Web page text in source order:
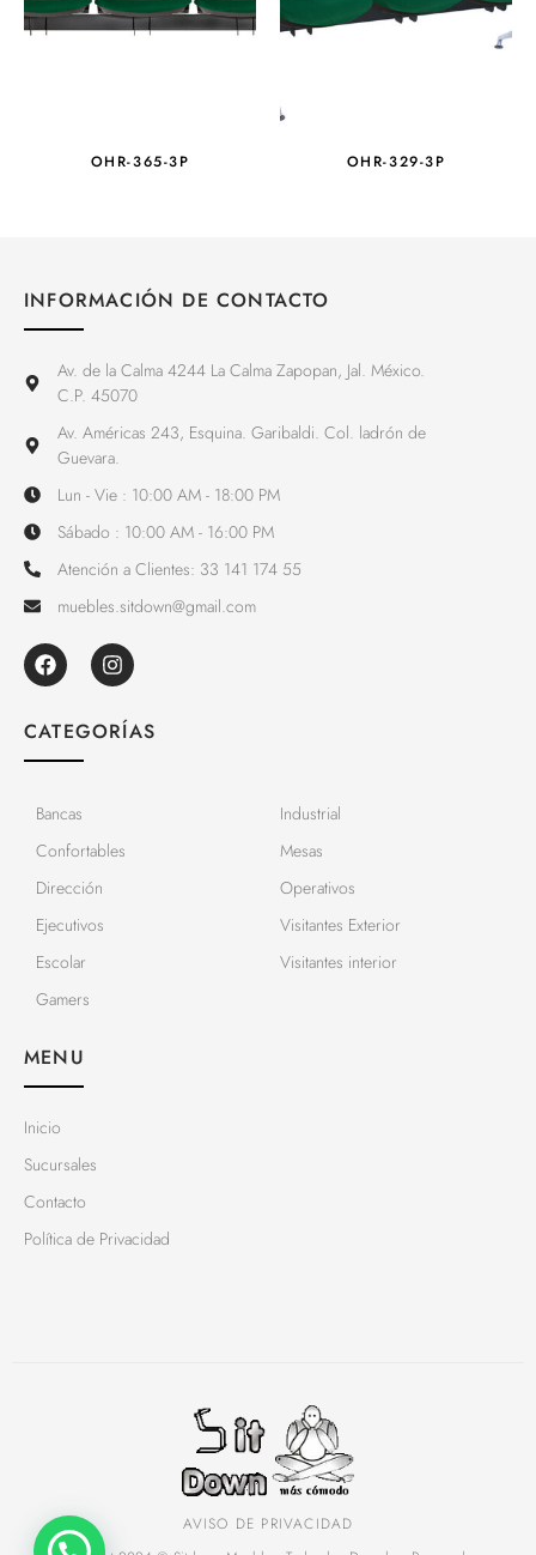
OHR-365-3P OHR-329-3P
INFORMACIÓN DE CONTACTO
Av. de la Calma 4244 La Calma Zapopan, Jal. México.
C.P. 45070
Av. Américas 243, Esquina. Garibaldi. Col. ladrón de
Guevara.
Lun - Vie : 10:00 AM - 18:00 PM
Sábado : 10:00 AM - 16:00 PM
Atención a Clientes: 33 141 174 55
muebles.sitdown@gmail.com
CATEGORÍAS
Bancas
Confortables
Dirección
Ejecutivos
Escolar
Gamers
Industrial
Mesas
Operativos
Visitantes Exterior
Visitantes interior
MENU
Inicio
Sucursales
Contacto
Política de Privacidad
AVISO DE PRIVACIDAD